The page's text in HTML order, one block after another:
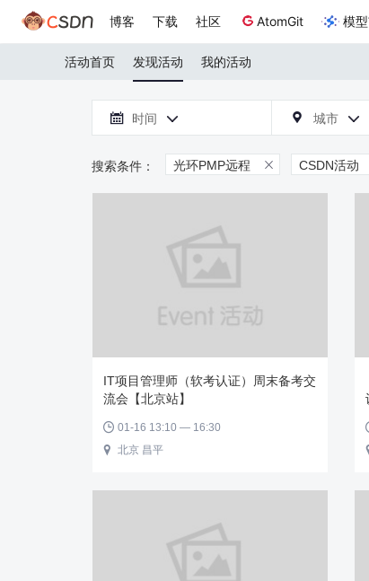
博客 下载 社区 AtomGit 模
活动首页 发现活动 我的活动
 时间   城市 
光环PMP远程  CSDN活动
IT项目管理师（软考认证）周末备考交
流会【北京站】
 01-16 13:10 — 16:30
 北京 昌平